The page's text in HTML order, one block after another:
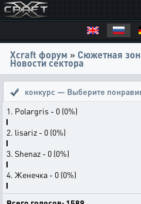
Xcraft форум » Сюжетная
Новости сектора
конкурс — Выберите
1. Рolargris - 0 (0%)
2. lisariz - 0 (0%)
3. Shenaz - 0 (0%)
4. Женечка - 0 (0%)